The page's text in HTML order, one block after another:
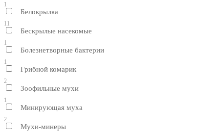
1
Белокрылка
11
Бескрылые насекомые
1
Болезнетворные бактерии
1
Грибной комарик
2
Зоофильные мухи
1
Минирующая муха
2
Мухи-минеры